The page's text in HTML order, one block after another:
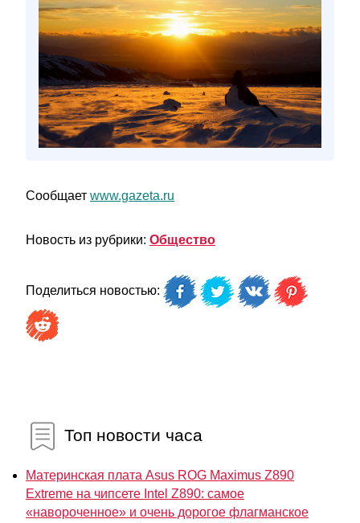
Сообщает www.gazeta.ru
Новость из рубрики: Общество
Поделиться новостью:
Топ новости часа
Материнская плата Asus ROG Maximus Z890
Extreme на чипсете Intel Z890: самое
«навороченное» и очень дорогое флагманское